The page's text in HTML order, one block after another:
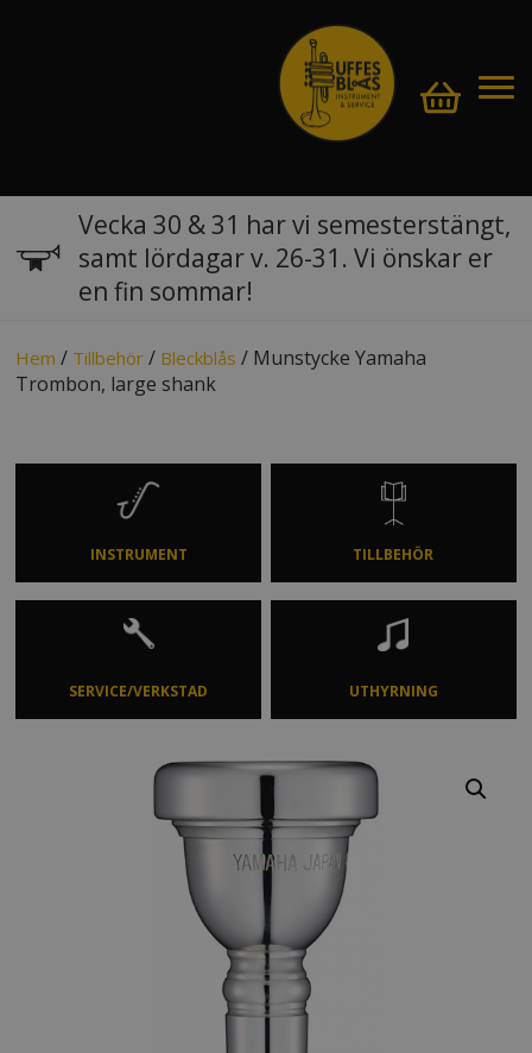
Vecka 30 & 31 har vi semesterstängt,
samt lördagar v. 26-31. Vi önskar er
en fin sommar!
Hem / Tillbehör / Bleckblås / Munstycke Yamaha
Trombon, large shank
INSTRUMENT TILLBEHÖR
SERVICE/VERKSTAD UTHYRNING